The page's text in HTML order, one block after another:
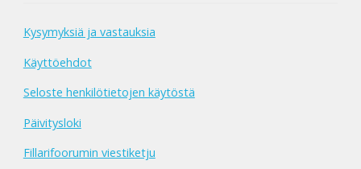
Kysymyksiä ja vastauksia
Käyttöehdot
Seloste henkilötietojen käytöstä
Päivitysloki
Fillarifoorumin viestiketju